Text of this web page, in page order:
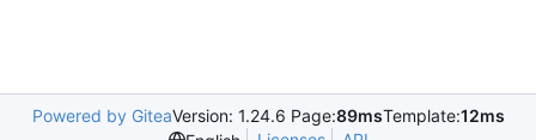
Powered by GiteaVersion: 1.24.6 Page:89msTemplate:12ms